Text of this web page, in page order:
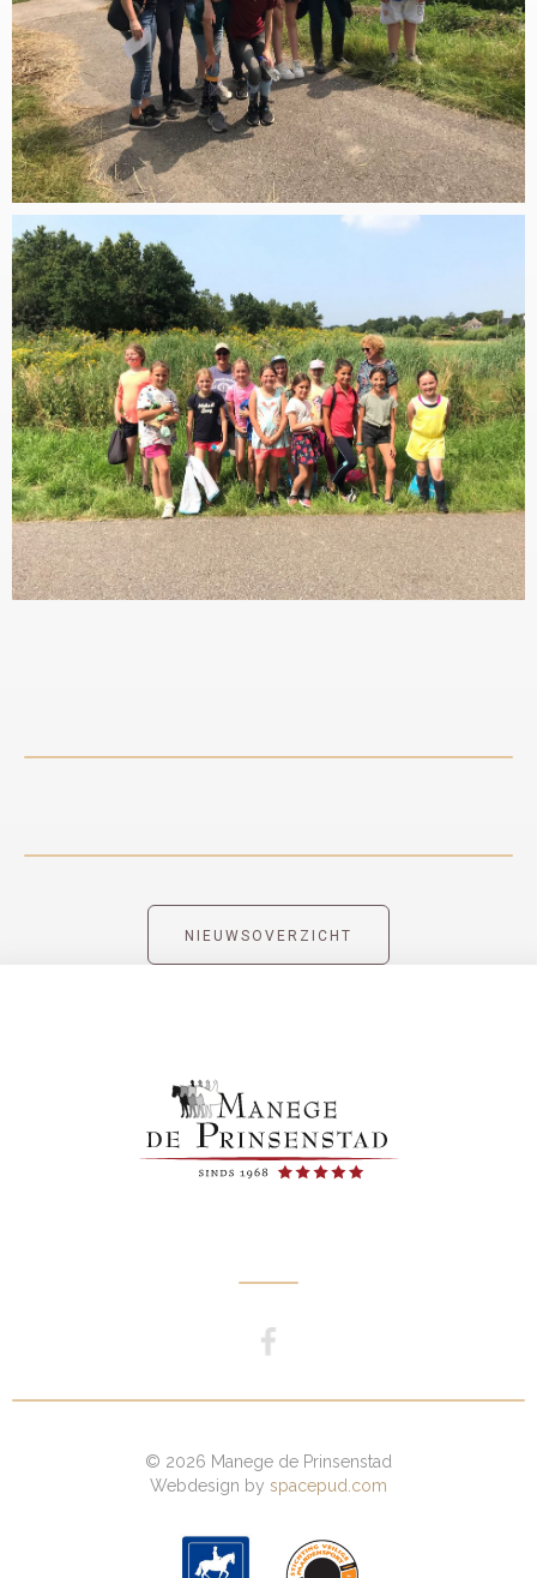
NIEUWSOVERZICHT
© 2026 Manege de Prinsenstad
Webdesign by spacepud.com